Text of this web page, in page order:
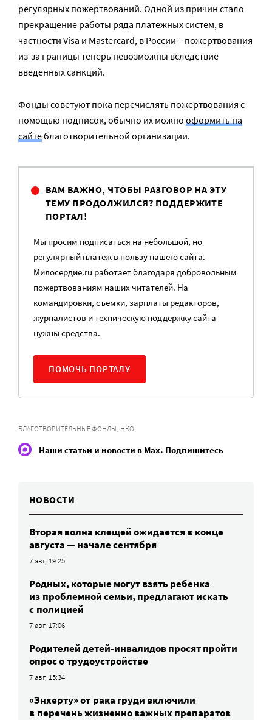
регулярных пожертвований. Одной из причин стало
прекращение работы ряда платежных систем, в
частности Visa и Mastercard, в России – пожертвования
из-за границы теперь невозможны вследствие
введенных санкций.
Фонды советуют пока перечислять пожертвования с
помощью подписок, обычно их можно оформить на
сайтеблаготворительной организации.
ВАМ ВАЖНО, ЧТОБЫ РАЗГОВОР НА ЭТУ
ТЕМУ ПРОДОЛЖИЛСЯ? ПОДДЕРЖИТЕ
ПОРТАЛ!
Мы просим подписаться на небольшой, но
регулярный платеж в пользу нашего сайта.
Милосердие.ru работает благодаря добровольным
пожертвованиям наших читателей. На
командировки, съемки, зарплаты редакторов,
журналистов и техническую поддержку сайта
нужны средства.
ПОМОЧЬ ПОРТАЛУ
БЛАГОТВОРИТЕЛЬНЫЕ ФОНДЫ, НКО
Наши статьи и новости в Max. Подпишитесь
НОВОСТИ
Вторая волна клещей ожидается в конце
августа — начале сентября
7 авг, 19:25
Родных, которые могут взять ребенка
из проблемной семьи, предлагают искать
с полицией
7 авг, 17:06
Родителей детей-инвалидов просят пройти
опрос о трудоустройстве
7 авг, 15:34
«Энхерту» от рака груди включили
в перечень жизненно важных препаратов